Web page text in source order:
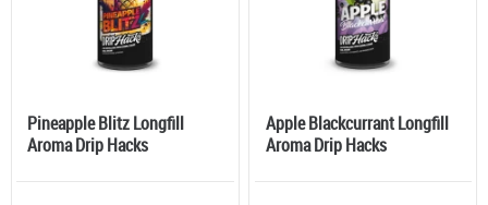
Pineapple Blitz Longfill
Aroma Drip Hacks
Apple Blackcurrant Longfill
Aroma Drip Hacks